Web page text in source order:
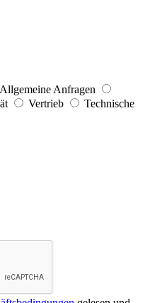
Allgemeine Anfragen
Vertrieb
Technische